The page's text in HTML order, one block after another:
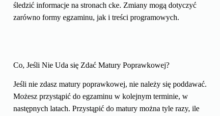
śledzić informacje na stronach cke. Zmiany mogą dotyczyć
zarówno formy egzaminu, jak i treści programowych.
Co, Jeśli Nie Uda się Zdać Matury Poprawkowej?
Jeśli nie zdasz matury poprawkowej, nie należy się poddawać.
Możesz przystąpić do egzaminu w kolejnym terminie, w
następnych latach. Przystąpić do matury można tyle razy, ile